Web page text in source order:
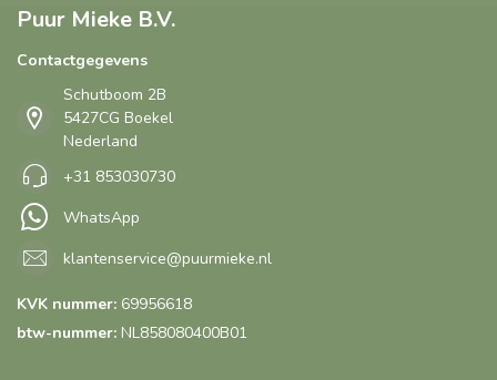
Puur Mieke B.V.
Contactgegevens
Schutboom 2B
5427CG Boekel
Nederland
+31 853030730
WhatsApp
klantenservice@puurmieke.nl
KVK nummer: 69956618
btw-nummer: NL858080400B01